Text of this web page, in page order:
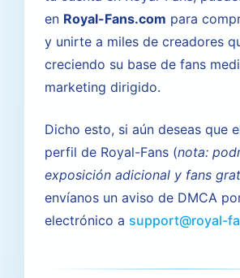
en Royal-Fans.com para
y unirte a miles de creadores
creciendo su base de fans
marketing dirigido.
Dicho esto, si aún deseas que
perfil de Royal-Fans (nota:
exposición adicional y fans
envíanos un aviso de DMCA
electrónico a support@royal-